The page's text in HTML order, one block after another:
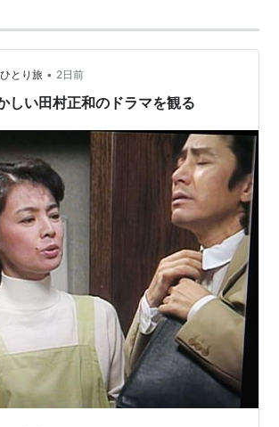
、NHK）
TBS、木下恵介劇場）
、NHK大河ドラマ、藤原忠衡役）
年、TBS）
の歌シリーズ／冬の旅（1970年、TBS）
歌シリーズ／冬の雲（1971年、TBS）
1972年、NHK大河ドラマ、崇徳院役）
、フジテレビ）
年、テレビ朝日）
フジテレビ）
年、TBS）
フジテレビ）
、NHK金曜ドラマ）
1978年、テレビ朝日）
年、TBS）
とり旅 • 2日前
しい田村正和のドラマを観る